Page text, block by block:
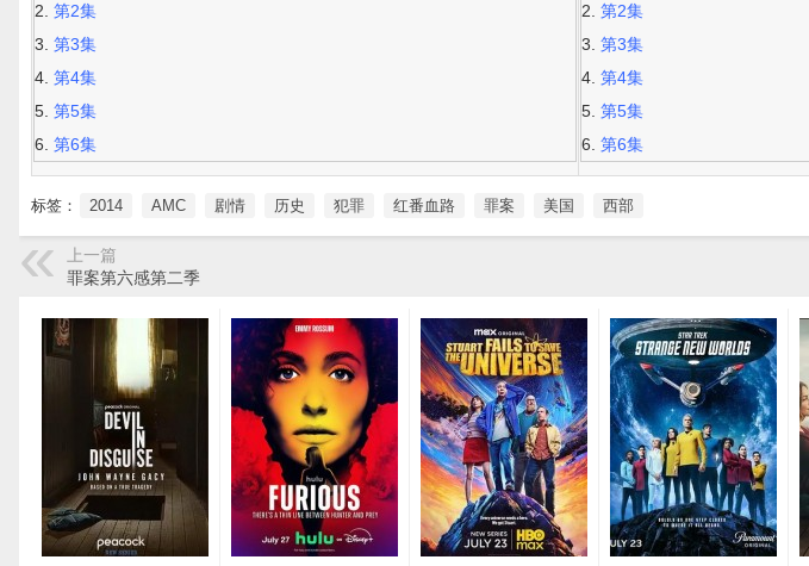
第2集
第3集
第4集
第5集
第6集
第2集
第3集
第4集
第5集
第6集
标签： 2014 AMC 剧情 历史 犯罪 红番血路 罪案 美国 西部
上一篇
罪案第六感第二季